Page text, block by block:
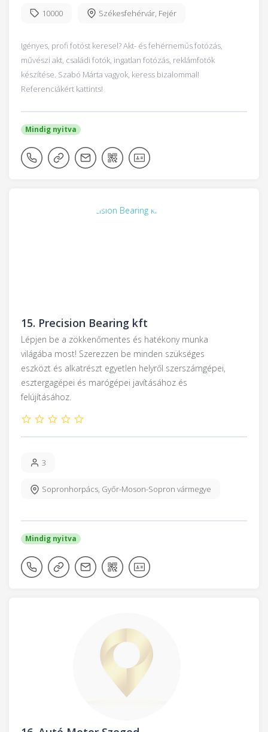
10000 Székesfehérvár, Fejér
Igényes, profi fotóst keresel? Akt- és fehérneműs fotózás,
művészi akt, családi fotók, ingatlan fotózás, reklámfotók
készítése. Szabó Márta vagyok, keress bizalommal!
Referenciákért kattints!
Mindig nyitva
15. Precision Bearing kft
Lépjen be a zökkenőmentes és hatékony munka
világába most! Szerezzen be minden szükséges
eszközt és alkatrészt egyetlen helyről szerszámgépei,
esztergagépei és marógépei javításához és
felújításához.
3
Sopronhorpács, Győr-Moson-Sopron vármegye
Mindig nyitva